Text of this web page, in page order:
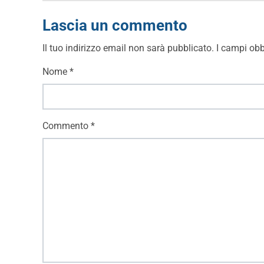
Lascia un commento
Il tuo indirizzo email non sarà pubblicato. I campi
Commento *
Nome *